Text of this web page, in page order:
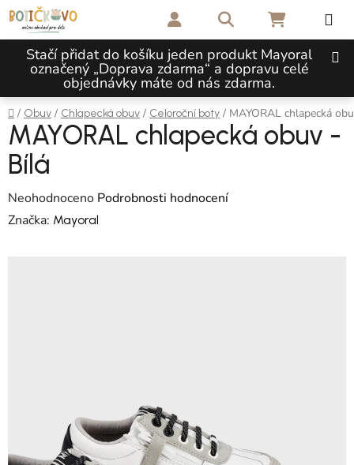
Přejít na obsah
Stačí přidat do košíku jeden produkt Mayoral
označený „Doprava zdarma“ a dopravu celé
objednávky máte od nás zdarma.
Hledat NÁKUPNÍ
Domů
/ Obuv / Chlapecká obuv / Celoroční boty / MAYORAL chlapecká
MAYORAL chlapecká obuv -
Bílá
Průměrné hodnocení produktu je 0,0 z 5 hvězdiček.
Neohodnoceno Podrobnosti hodnocení
Značka: Mayoral